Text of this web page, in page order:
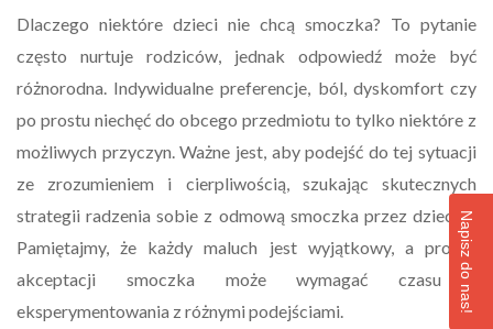
Dlaczego niektóre dzieci nie chcą smoczka? To pytanie
często nurtuje rodziców, jednak odpowiedź może być
różnorodna. Indywidualne preferencje, ból, dyskomfort czy
po prostu niechęć do obcego przedmiotu to tylko niektóre z
możliwych przyczyn. Ważne jest, aby podejść do tej sytuacji
ze zrozumieniem i cierpliwością, szukając skutecznych
strategii radzenia sobie z odmową smoczka przez dziecko.
Pamiętajmy, że każdy maluch jest wyjątkowy, a proces
akceptacji smoczka może wymagać czasu i
eksperymentowania z różnymi podejściami.
Napisz do nas!